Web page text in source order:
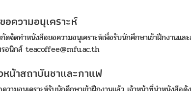
ความอนุเคราะห์
ดจัดทำหนังสือขอความอนุเคราะห์เพื่อรับนักศึกษาเข้าฝึกงานแ
อนิกส์ teacoffee@mfu.ac.th
หน้าสถาบันชาและกาแฟ